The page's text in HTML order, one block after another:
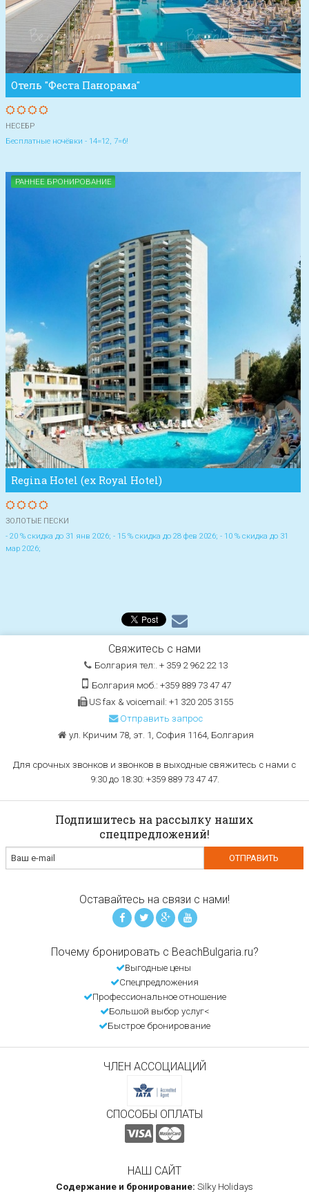
Отель "Феста Панорама"
НЕСЕБР
Бесплатные ночёвки - 14=12, 7=6!
РАННЕЕ БРОНИРОВАНИЕ
Regina Hotel (ex Royal Hotel)
ЗОЛОТЫЕ ПЕСКИ
- 20 % скидка до 31 янв 2026; - 15 % скидка до 28 фев 2026; - 10 % скидка до 31
мар 2026;
Свяжитесь с нами
Болгария тел:. + 359 2 962 22 13
Болгария моб.: +359 889 73 47 47
US fax & voicemail: +1 320 205 3155
Отправить запрос
ул. Кричим 78, эт. 1, София 1164, Болгария
Для срочных звонков и звонков в выходные свяжитесь с нами с
9:30 до 18:30: +359 889 73 47 47.
Подпишитесь на рассылку наших
спецпредложений!
Оставайтесь на связи с нами!
Почему бронировать с BeachBulgaria.ru?
Выгодные цены
Спецпредложения
Профессиональное отношение
Большой выбор услуг<
Быстрое бронирование
ЧЛЕН АССОЦИАЦИЙ
СПОСОБЫ ОПЛАТЫ
НАШ САЙТ
Содержание и бронирование: Silky Holidays